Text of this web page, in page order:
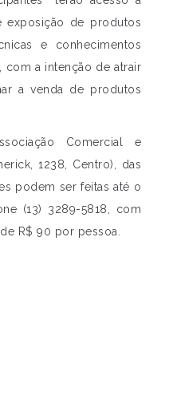
exposição de produtos
e conhecimentos
a intenção de atrair
a venda de produtos
Comercial e
1238, Centro), das
podem ser feitas até o
(13) 3289-5818, com
R$ 90 por pessoa.